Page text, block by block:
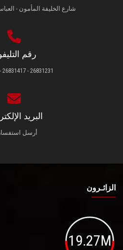
شارع الخليفة المأمون -
رقم
26831231 - 26831417 - 26831474
البريد
أرسل
الزائـرون
19.27M